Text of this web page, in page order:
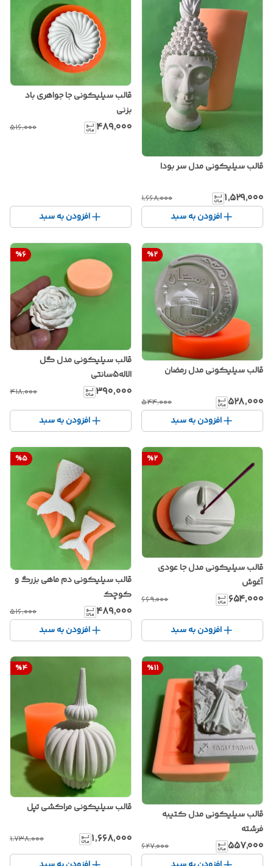
قالب سیلیکونی مدل سر بودا
۱٬۵۲۹٬۰۰۰ ۱٬۶۶۸٬۰۰۰
افزودن به سبد
قالب سیلیکونی جا جواهری باد
بزنی
۴۸۹٬۰۰۰ ۵۱۶٬۰۰۰
افزودن به سبد
%2
قالب سیلیکونی مدل رمضان
۵۲۸٬۰۰۰ ۵۴۴٬۰۰۰
افزودن به سبد
%6
قالب سیلیکونی مدل گل
الاله5سانتی
۳۹۰٬۰۰۰ ۴۱۸٬۰۰۰
افزودن به سبد
%2
قالب سیلیکونی مدل جا عودی
آغوش
۶۵۴٬۰۰۰ ۶۶۹٬۰۰۰
افزودن به سبد
%5
قالب سیلیکونی دم ماهی بزرگ و
کوچک
۴۸۹٬۰۰۰ ۵۱۶٬۰۰۰
افزودن به سبد
%11
قالب سیلیکونی مدل کتیبه
فرشته
۵۵۷٬۰۰۰ ۶۲۷٬۰۰۰
%4
قالب سیلیکونی مراکشی تپل
۱٬۶۶۸٬۰۰۰ ۱٬۷۳۸٬۰۰۰